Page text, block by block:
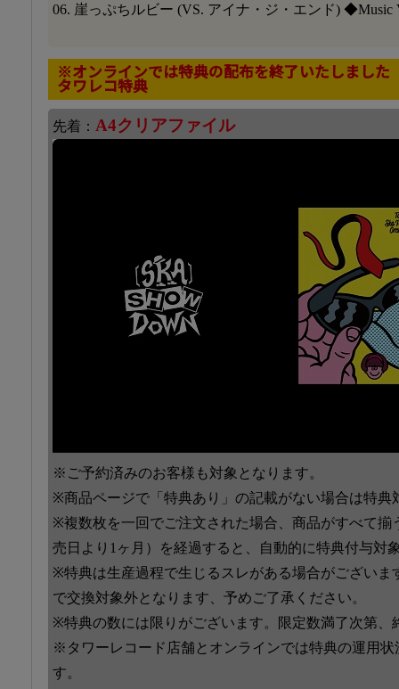
06. 崖っぷちルビー (VS. アイナ・ジ・エンド) ◆Music
※オンラインでは特典の配布を終了いたしました
タワレコ特典
先着： A4クリアファイル
※ご予約済みのお客様も対象となります。
※商品ページで「特典あり」の記載がない場合は特典
※複数枚を一回でご注文された場合、商品がすべて揃
売日より1ヶ月）を経過すると、自動的に特典付与対
※特典は生産過程で生じるスレがある場合がございま
で交換対象外となります、予めご了承ください。
※特典の数には限りがございます。限定数満了次第、
※タワーレコード店舗とオンラインでは特典の運用
す。